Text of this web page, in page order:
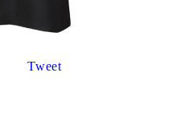
Tweet